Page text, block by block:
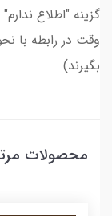
گزینه "اطلاع
وقت در رابطه با
بگیرند)
محصولات